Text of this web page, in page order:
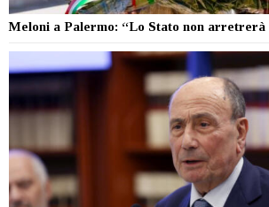
Meloni a Palermo: “Lo Stato non arretrerà